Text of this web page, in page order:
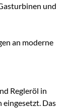
und
an moderne
Regleröl in
Das